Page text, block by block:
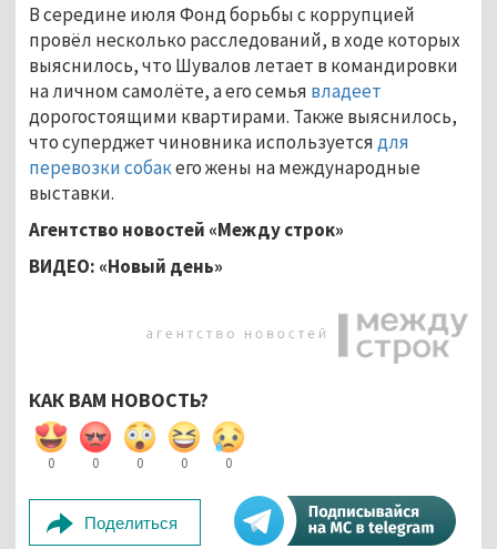
В середине июля Фонд борьбы с коррупцией
провёл несколько расследований, в ходе которых
выяснилось, что Шувалов летает в командировки
на личном самолёте, а его семья владеет
дорогостоящими квартирами. Также выяснилось,
что суперджет чиновника используетсядля
перевозки собакего жены на международные
выставки.
Агентство новостей «Между строк»
ВИДЕО: «Новый день»
КАК ВАМ НОВОСТЬ?
0 0 0 0 0
Поделиться